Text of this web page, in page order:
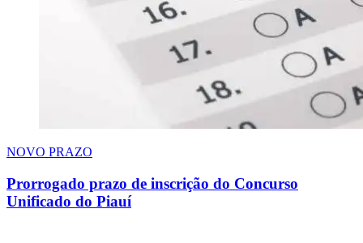
NOVO PRAZO
Prorrogado prazo de inscrição do Concurso
Unificado do Piauí